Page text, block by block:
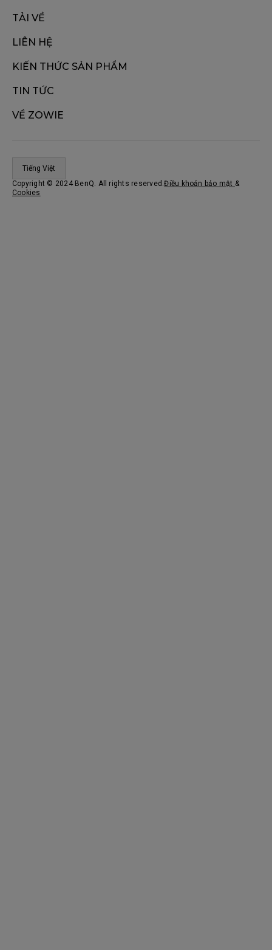
TẢI VỀ
LIÊN HỆ
KIẾN THỨC SẢN PHẨM
TIN TỨC
VỀ ZOWIE
Tiếng Việt
Copyright © 2024 BenQ. All rights reserved.Điều khoản bảo mật &
Cookies